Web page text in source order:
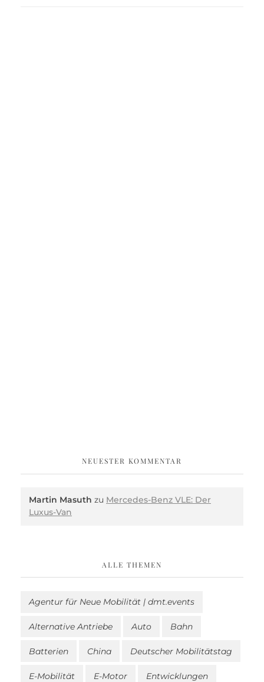
NEUESTER KOMMENTAR
Martin Masuth zu Mercedes-Benz VLE: Der
Luxus-Van
ALLE THEMEN
Agentur für Neue Mobilität | dmt.events
Alternative Antriebe Auto Bahn
Batterien China Deutscher Mobilitätstag
E-Mobilität E-Motor Entwicklungen